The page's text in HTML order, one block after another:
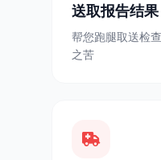
送取报告结果
帮您跑腿取送检
之苦